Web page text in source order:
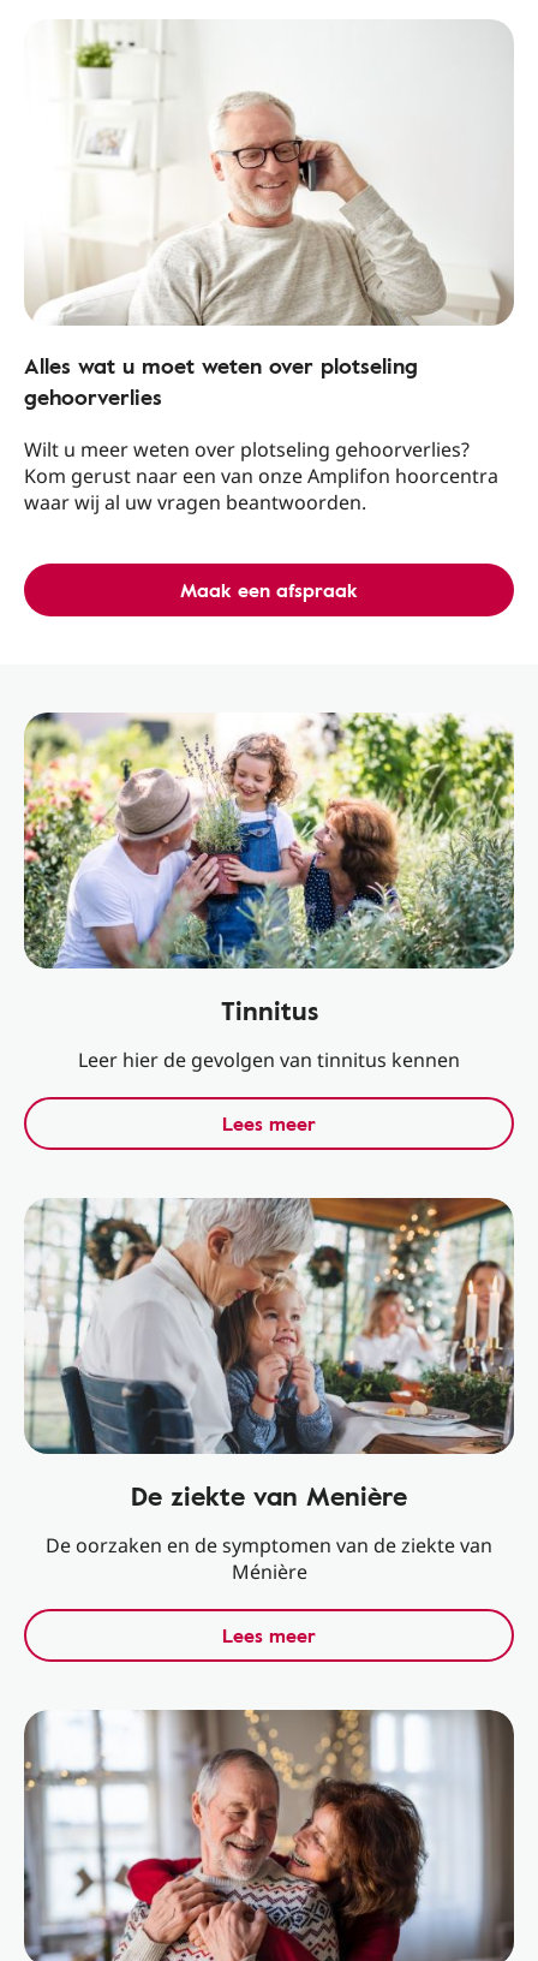
Alles wat u moet weten over plotseling
gehoorverlies
Wilt u meer weten over plotseling gehoorverlies?
Kom gerust naar een van onze Amplifon hoorcentra
waar wij al uw vragen beantwoorden.
Maak een afspraak
Tinnitus
Leer hier de gevolgen van tinnitus kennen
Lees meer
De ziekte van Menière
De oorzaken en de symptomen van de ziekte van
Ménière
Lees meer